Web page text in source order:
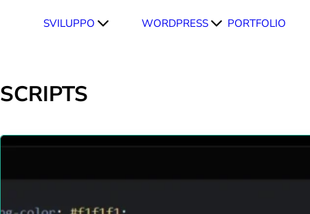
SVILUPPO WORDPRESS PORTFOLIO
SCRIPTS